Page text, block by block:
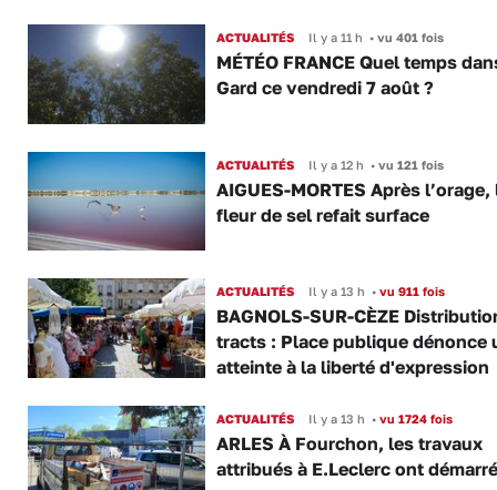
ACTUALITÉS Il y a 11 h •vu 401 fois
MÉTÉO FRANCE Quel temps
Gard ce vendredi 7 août ?
ACTUALITÉS Il y a 12 h •vu 121 fois
AIGUES-MORTES Après l’orage,
fleur de sel refait surface
ACTUALITÉS Il y a 13 h •vu 911 fois
BAGNOLS-SUR-CÈZE
tracts : Place publique dénonce
atteinte à la liberté d'expression
ACTUALITÉS Il y a 13 h •vu 1724 fois
ARLES À Fourchon, les travaux
attribués à E.Leclerc ont démarré